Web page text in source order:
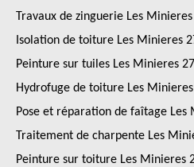
Travaux de zinguerie Les
Isolation de toiture Les Minieres
Peinture sur tuiles Les Minieres
Hydrofuge de toiture Les
Pose et réparation de faîtage Les
Traitement de charpente Les
Peinture sur toiture Les Minieres